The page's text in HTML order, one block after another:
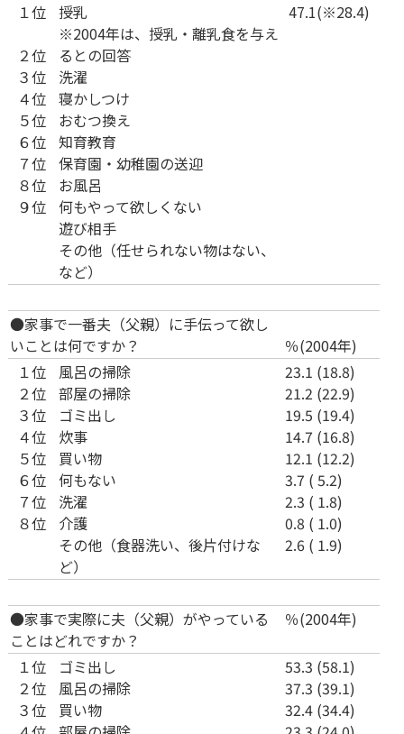
１位
２位
３位
４位
５位
６位
７位
８位
９位
授乳
※2004年は、授乳・離乳食を与え
るとの回答
洗濯
寝かしつけ
おむつ換え
知育教育
保育園・幼稚園の送迎
お風呂
何もやって欲しくない
遊び相手
その他（任せられない物はない、
など）
47.1(※28.4)
●家事で一番夫（父親）に手伝って欲し
いことは何ですか？
％(2004年)
１位
２位
３位
４位
５位
６位
７位
８位
風呂の掃除
部屋の掃除
ゴミ出し
炊事
買い物
何もない
洗濯
介護
その他（食器洗い、後片付けな
ど）
23.1 (18.8)
21.2 (22.9)
19.5 (19.4)
14.7 (16.8)
12.1 (12.2)
3.7 ( 5.2)
2.3 ( 1.8)
0.8 ( 1.0)
2.6 ( 1.9)
●家事で実際に夫（父親）がやっている
ことはどれですか？
％(2004年)
１位
２位
３位
ゴミ出し
風呂の掃除
買い物
53.3 (58.1)
37.3 (39.1)
32.4 (34.4)